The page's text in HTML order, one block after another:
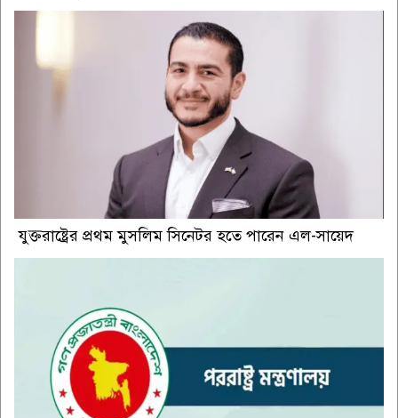
যুক্তরাষ্ট্রের প্রথম মুসলিম সিনেটর হতে পারেন এল-সায়েদ